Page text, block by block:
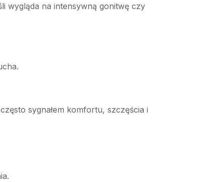
wygląda na intensywną gonitwę czy
sygnałem komfortu, szczęścia i